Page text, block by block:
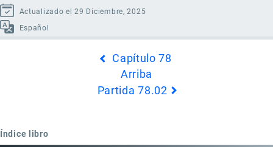
Actualizado el 29 Diciembre, 2025
Español
78.01
Capítulo 78
Arriba
Partida 78.02
Índice libro